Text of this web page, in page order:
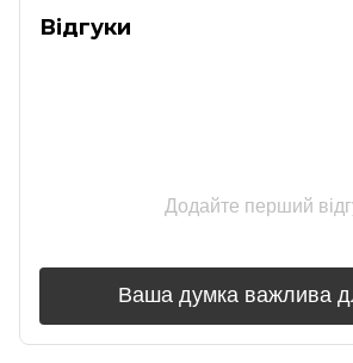
Відгуки
Додайте перший
Ваша думка важлива